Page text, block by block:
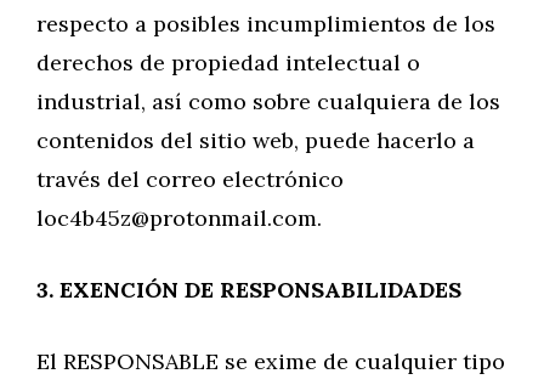
respecto a posibles incumplimientos de los
derechos de propiedad intelectual o
industrial, así como sobre cualquiera de los
contenidos del sitio web, puede hacerlo a
través del correo electrónico
loc4b45z@protonmail.com.
3. EXENCIÓN DE RESPONSABILIDADES
El RESPONSABLE se exime de cualquier tipo